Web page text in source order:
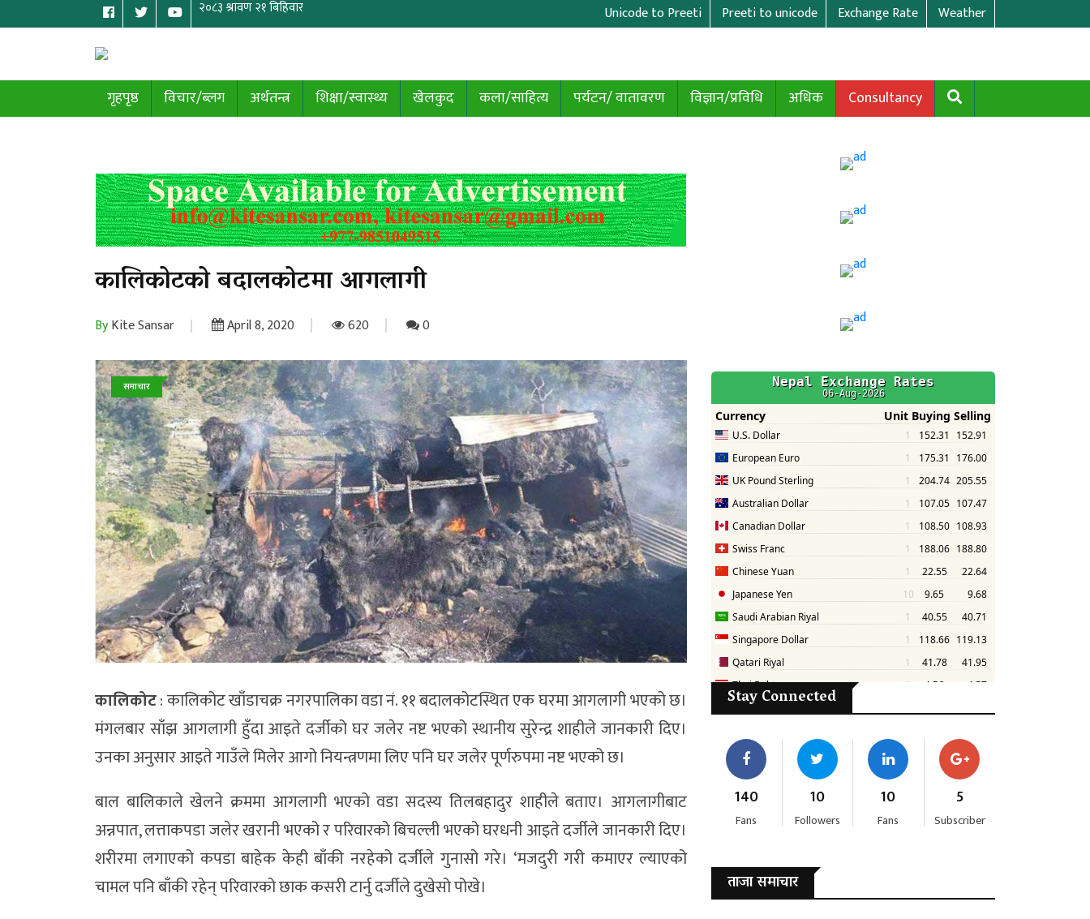
Unicode to Preeti Preeti to unicode Exchange Rate Weather
गृहपृष्ठ विचार/ब्लग अर्थतन्त्र शिक्षा/स्वास्थ्य खेलकुद कला/साहित्य पर्यटन/ वातावरण विज्ञान/प्रविधि अधिक Consultancy
कालिकोटको बदालकोटमा आगलागी
ByKite Sansar April 8, 2020 620 0
समाचार
कालिकोट: कालिकोट खाँडाचक्र नगरपालिका वडा नं. ११ बदालकोटस्थित एक घरमा आगलागी भएको छ।
मंगलबार साँझ आगलागी हुँदा आइते दर्जीको घर जलेर नष्ट भएको स्थानीय सुरेन्द्र शाहीले जानकारी दिए।
उनका अनुसार आइते गाउँले मिलेर आगो नियन्त्रणमा लिए पनि घर जलेर पूर्णरुपमा नष्ट भएको छ।
बाल बालिकाले खेलने क्रममा आगलागी भएको वडा सदस्य तिलबहादुर शाहीले बताए। आगलागीबाट
अन्नपात, लत्ताकपडा जलेर खरानी भएको र परिवारको बिचल्ली भएको घरधनी आइते दर्जीले जानकारी दिए।
शरीरमा लगाएको कपडा बाहेक केही बाँकी नरहेको दर्जीले गुनासो गरे। ‘मजदुरी गरी कमाएर ल्याएको
चामल पनि बाँकी रहेन् परिवारको छाक कसरी टार्नु दर्जीले दुखेसो पोखे।
Stay Connected
140
Fans
10
Followers
10
Fans
5
Subscriber
ताजा समाचार